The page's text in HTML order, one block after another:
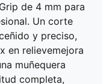
de 4 mm para
Un corte
y preciso,
en relievemejora
muñequera
completa,